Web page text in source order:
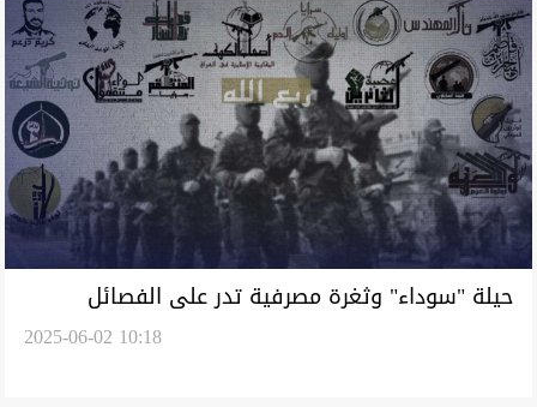
حيلة "سوداء" وثغرة مصرفية تدر على الفصائل
2025-06-02 10:18